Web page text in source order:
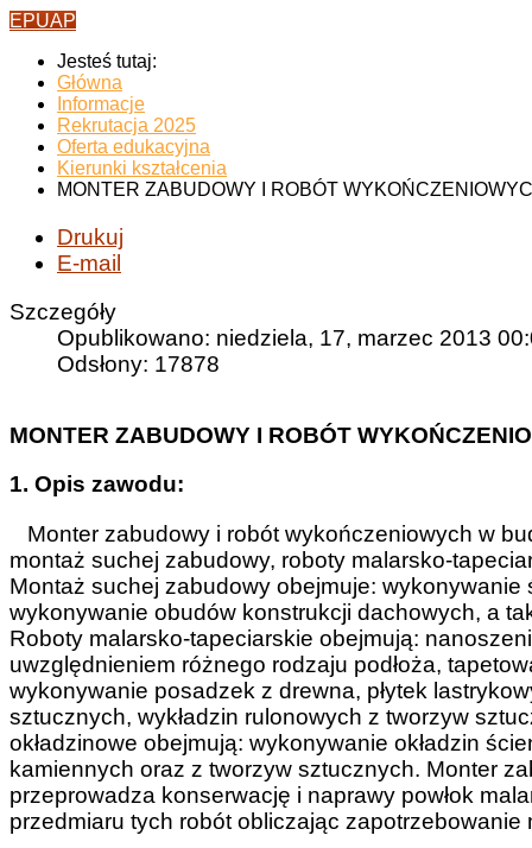
EPUAP
Jesteś tutaj:
Główna
Informacje
Rekrutacja 2025
Oferta edukacyjna
Kierunki kształcenia
MONTER ZABUDOWY I ROBÓT
Drukuj
E-mail
Szczegóły
Opublikowano: niedziela, 17, marzec 2013
Odsłony: 17878
MONTER ZABUDOWY I ROBÓT
1. Opis zawodu:
Monter zabudowy i robót wykończeniowych w
montaż suchej zabudowy, roboty malarsko-
Montaż suchej zabudowy obejmuje:
wykonywanie obudów konstrukcji dachowych, a
Roboty malarsko-tapeciarskie obejmują:
uwzględnieniem różnego rodzaju podłoża,
wykonywanie posadzek z drewna, płytek
sztucznych, wykładzin rulonowych z tworzyw
okładzinowe obejmują: wykonywanie okładzin
kamiennych oraz z tworzyw sztucznych. Monter
przeprowadza konserwację i naprawy powłok
przedmiaru tych robót obliczając